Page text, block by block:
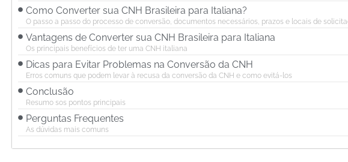
Como Converter sua CNH Brasileira para Italiana?
O passo a passo do processo de conversão, documentos necessários, prazos e locais de
Vantagens de Converter sua CNH Brasileira para Italiana
Os principais benefícios de ter uma CNH italiana
Dicas para Evitar Problemas na Conversão da CNH
Erros comuns que podem levar à recusa da conversão da CNH e como evitá-los
Conclusão
Resumo sos pontos principais
Perguntas Frequentes
As dúvidas mais comuns